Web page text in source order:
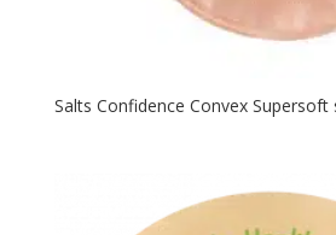
Salts Confidence Convex Supersoft